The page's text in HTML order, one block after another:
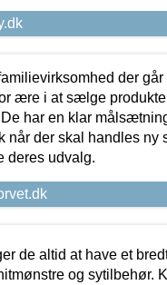
der
ære i at sælge
har en klar
når der skal handles ny
deres udvalg.
de altid at have et
og sytilbehør.